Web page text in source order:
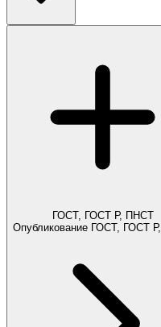
ГОСТ, ГОСТ Р, ПНСТ
Опубликование ГОСТ, ГОСТ